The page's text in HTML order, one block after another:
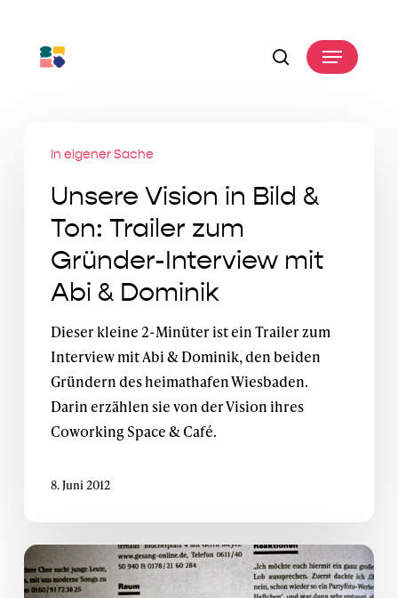
search
Menu
Vision
Ton:
Trailer
Gründer-
Interview
In eigener Sache
Unsere Vision in Bild &
Ton: Trailer zum
Gründer-Interview mit
Abi & Dominik
Dieser kleine 2-Minüter ist ein Trailer zum
Interview mit Abi & Dominik, den beiden
Gründern des heimathafen Wiesbaden.
Darin erzählen sie von der Vision ihres
Coworking Space & Café.
8. Juni 2012
sensor
Magazin